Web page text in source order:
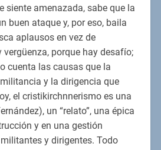
siente amenazada, sabe que la
buen ataque y, por eso, baila
aplausos en vez de
vergüenza, porque hay desafío;
cuenta las causas que la
y la dirigencia que
el cristikirchnnerismo es una
un “relato”, una épica
y en una gestión
y dirigentes. Todo